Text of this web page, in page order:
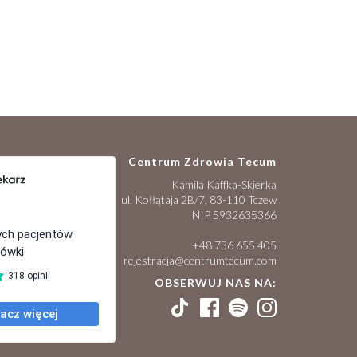
Centrum Zdrowia Tecum
Kamila Kaffka-Skierka
ul. Kołłątaja 2B/7, 83-110 Tczew
NIP 5932635366
+48 736 655 405
rejestracja@centrumtecum.com
OBSERWUJ NAS NA: